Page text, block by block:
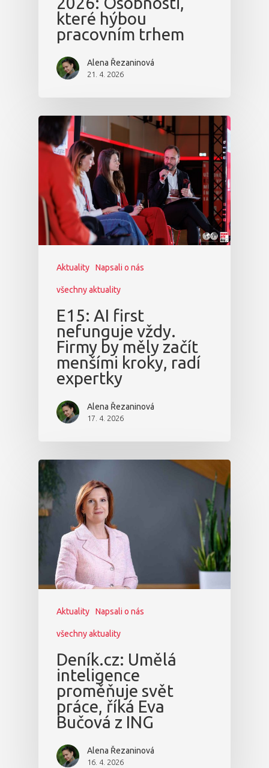
které hýbou
pracovním trhem
Alena Řezaninová
21. 4. 2026
Aktuality Napsali o nás
všechny aktuality
E15: AI first
nefunguje vždy.
Firmy by měly začít
menšími kroky, radí
expertky
Alena Řezaninová
17. 4. 2026
Aktuality Napsali o nás
všechny aktuality
Deník.cz: Umělá
inteligence
proměňuje svět
práce, říká Eva
Bučová z ING
Alena Řezaninová
16. 4. 2026